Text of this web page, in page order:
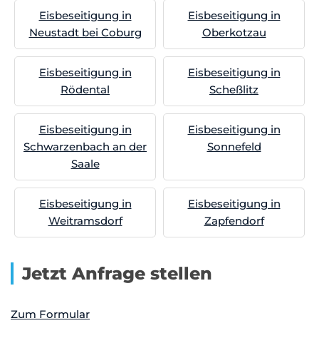
Eisbeseitigung in
Neustadt bei Coburg
Eisbeseitigung in
Oberkotzau
Eisbeseitigung in
Rödental
Eisbeseitigung in
Scheßlitz
Eisbeseitigung in
Schwarzenbach an der
Saale
Eisbeseitigung in
Sonnefeld
Eisbeseitigung in
Weitramsdorf
Eisbeseitigung in
Zapfendorf
Jetzt Anfrage stellen
Zum Formular